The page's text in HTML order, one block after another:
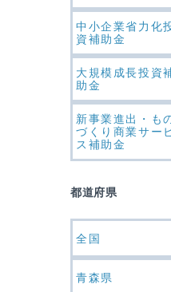
中小企業省力化
資補助金
大規模成長投資
助金
新事業進出・も
づくり商業サー
ス補助金
都道府県
全国
青森県